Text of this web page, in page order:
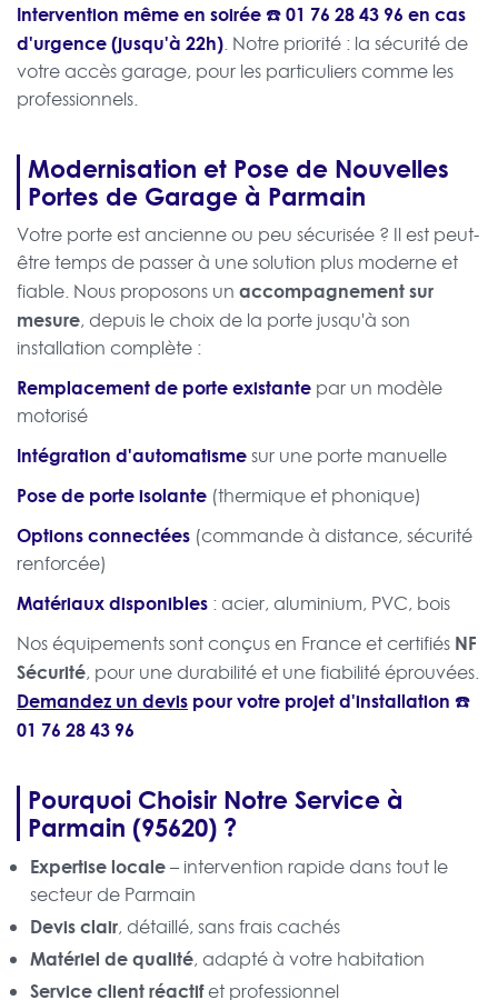
Intervention même en soirée ☎️01 76 28 43 96 en cas
d'urgence (jusqu'à 22h). Notre priorité : la sécurité de
votre accès garage, pour les particuliers comme les
professionnels.
Modernisation et Pose de Nouvelles
Portes de Garage à Parmain
Votre porte est ancienne ou peu sécurisée ? Il est peut-
être temps de passer à une solution plus moderne et
fiable. Nous proposons un accompagnement sur
mesure, depuis le choix de la porte jusqu'à son
installation complète :
Remplacement de porte existante par un modèle
motorisé
Intégration d'automatismesur une porte manuelle
Pose de porte isolante (thermique et phonique)
Options connectées (commande à distance, sécurité
renforcée)
Matériaux disponibles : acier, aluminium, PVC, bois
Nos équipements sont conçus en France et certifiés NF
Sécurité, pour une durabilité et une fiabilité éprouvées.
Demandez un devis pour votre projet d'installation ☎️
01 76 28 43 96
Pourquoi Choisir Notre Service à
Parmain (95620) ?
Expertise locale– intervention rapide dans tout le
secteur de Parmain
Devis clair, détaillé, sans frais cachés
Matériel de qualité, adapté à votre habitation
Service client réactifet professionnel